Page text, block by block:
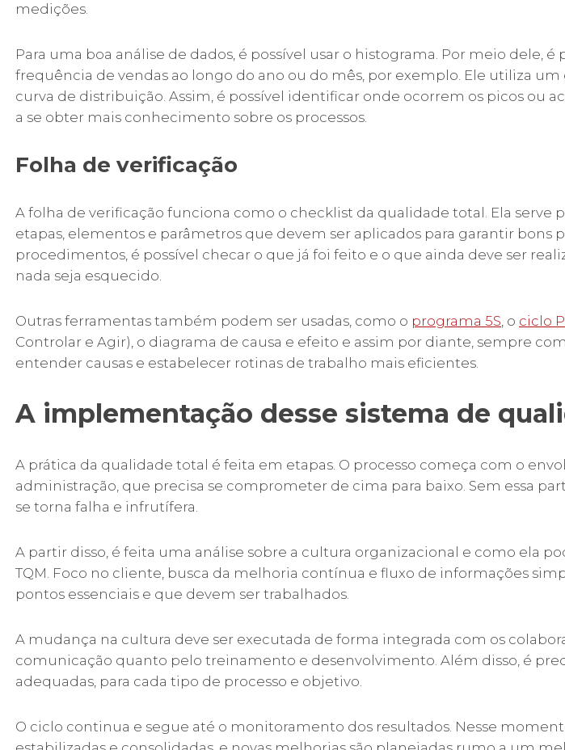
medições.
Para uma boa análise de dados, é possível usar o histograma. Por meio dele, é
frequência de vendas ao longo do ano ou do mês, por exemplo. Ele utiliza um
curva de distribuição. Assim, é possível identificar onde ocorrem os picos ou
a se obter mais conhecimento sobre os processos.
Folha de verificação
A folha de verificação funciona como o checklist da qualidade total. Ela serve
etapas, elementos e parâmetros que devem ser aplicados para garantir bons
procedimentos, é possível checar o que já foi feito e o que ainda deve ser
nada seja esquecido.
Outras ferramentas também podem ser usadas, como o programa 5S, o ciclo
Controlar e Agir), o diagrama de causa e efeito e assim por diante, sempre
entender causas e estabelecer rotinas de trabalho mais eficientes.
A implementação desse sistema de
A prática da qualidade total é feita em etapas. O processo começa com o
administração, que precisa se comprometer de cima para baixo. Sem essa
se torna falha e infrutífera.
A partir disso, é feita uma análise sobre a cultura organizacional e como ela
TQM. Foco no cliente, busca da melhoria contínua e fluxo de informações
pontos essenciais e que devem ser trabalhados.
A mudança na cultura deve ser executada de forma integrada com os
comunicação quanto pelo treinamento e desenvolvimento. Além disso, é
adequadas, para cada tipo de processo e objetivo.
O ciclo continua e segue até o monitoramento dos resultados. Nesse